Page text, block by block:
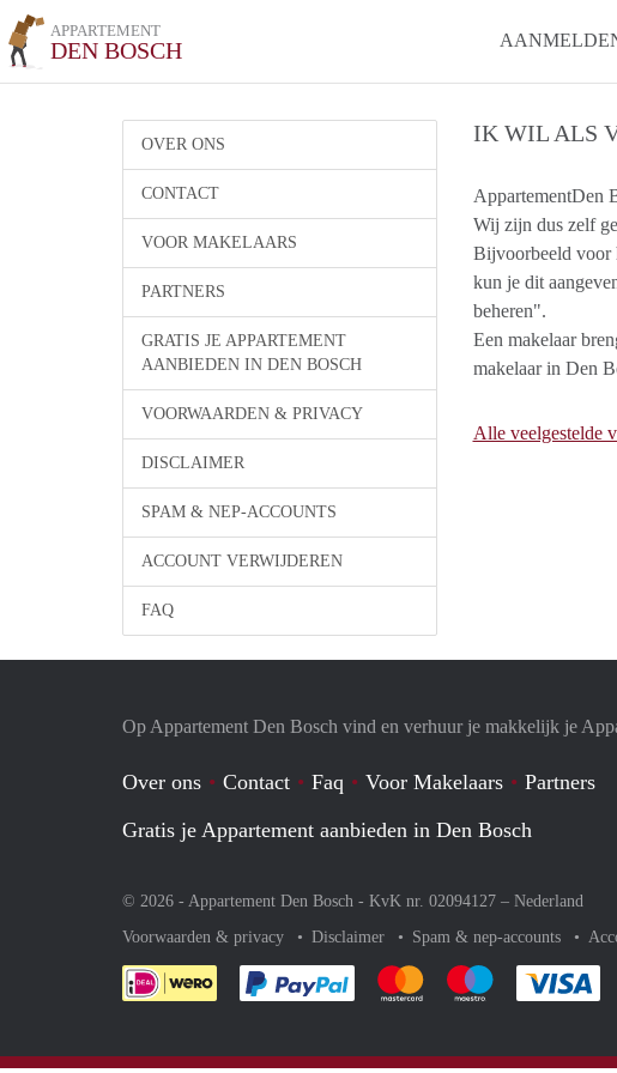
APPARTEMENT
DEN BOSCH
OVER ONS
CONTACT
VOOR MAKELAARS
PARTNERS
GRATIS JE APPARTEMENT
AANBIEDEN IN DEN BOSCH
VOORWAARDEN & PRIVACY
DISCLAIMER
SPAM & NEP-ACCOUNTS
ACCOUNT VERWIJDEREN
FAQ
IK WIL ALS
AppartementDen
Wij zijn dus zelf
Bijvoorbeeld voor
kun je dit
beheren".
Een makelaar
makelaar in Den
Alle veelgestelde
Op Appartement Den Bosch vind en verhuur je makkelijk je
Over ons Contact Faq Voor Makelaars
Partners
Gratis je Appartement aanbieden in Den Bosch
© 2026 - Appartement Den Bosch - KvK nr. 02094127 – Nederland
Voorwaarden & privacy
Disclaimer Spam & nep-accounts
Je rekent gemakkelijk af met Paypal
Je rekent gemakkelijk af
Je rekent